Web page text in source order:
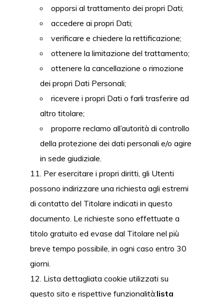
opporsi al trattamento dei propri Dati;
accedere ai propri Dati;
verificare e chiedere la rettificazione;
ottenere la limitazione del trattamento;
ottenere la cancellazione o rimozione
dei propri Dati Personali;
ricevere i propri Dati o farli trasferire ad
altro titolare;
proporre reclamo all’autorità di controllo
della protezione dei dati personali e/o agire
in sede giudiziale.
Per esercitare i propri diritti, gli Utenti
possono indirizzare una richiesta agli estremi
di contatto del Titolare indicati in questo
documento. Le richieste sono effettuate a
titolo gratuito ed evase dal Titolare nel più
breve tempo possibile, in ogni caso entro 30
giorni.
Lista dettagliata cookie utilizzati su
questo sito e rispettive funzionalità:lista